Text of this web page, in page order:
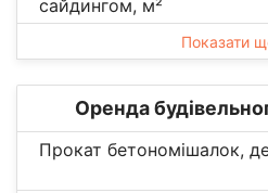
сайдингом, м²
Показати
Оренда
Прокат бетономішалок,